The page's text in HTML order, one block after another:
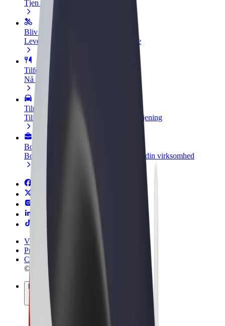
Tjen penge på dine vilkår
Bliv leveringsperson
Lever mad og få udbetaling hver uge
Tilføj restaurant eller butik
Nå flere kunder og øg din indtjening
Tilmeld dig som flådeejer
Tilføj din flåde til Bolt, og øg din indtjening
Bolt for Business
Bolt-produkter og tjenester skaleret til din virksomhed
Vilkår og betingelser
Privatliv
Cookies
© 2026 Bolt Technology OÜ
Produkter
Ture